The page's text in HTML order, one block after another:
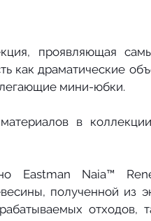
проявляющая
как драматические
мини-юбки.
в
Eastman Naia™
полученной из
отходов,